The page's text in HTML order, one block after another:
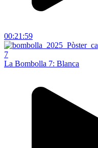
00:21:59
La Bombolla 7: Blanca